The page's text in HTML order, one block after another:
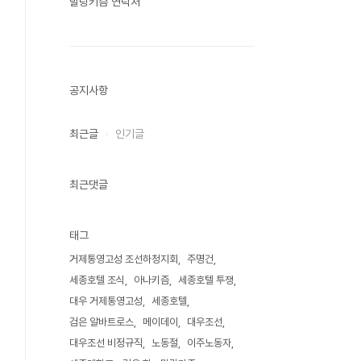
공지사항
최근글 인기글
최근댓글
태그
거제통영고성 조선하청지회
주명건
세종호텔 조식
아나키즘
세종호텔 투쟁
대우 거제통영고성
세종호텔
검은 알바트로스
메이데이
대우조선
대우조선 비정규직
노동절
이주노동자